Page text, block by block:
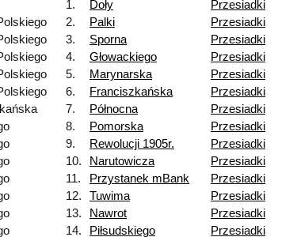
1.
Doły
Przesiadki
2. Palki
Przesiadki
3. Sporna
Przesiadki
4. Głowackiego
Przesiadki
5. Marynarska
Przesiadki
6. Franciszkańska
Przesiadki
7. Północna
Przesiadki
8. Pomorska
Przesiadki
9. Rewolucji 1905r.
Przesiadki
10. Narutowicza
Przesiadki
11. Przystanek mBank
Przesiadki
12. Tuwima
Przesiadki
13. Nawrot
Przesiadki
14. Piłsudskiego Przesiadki